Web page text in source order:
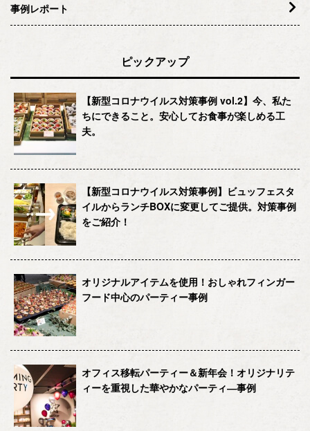
事例レポート
ピックアップ
【新型コロナウイルス対策事例 vol.2】今、私た
ちにできること。安心してお食事が楽しめる工
夫。
【新型コロナウイルス対策事例】ビュッフェスタ
イルからランチBOXに変更してご提供。対策事例
をご紹介！
オリジナルアイテムを使用！おしゃれフィンガー
フード中心のパーティー事例
オフィス移転パーティー＆新年会！オリジナリテ
ィーを重視した華やかなパーティ―事例